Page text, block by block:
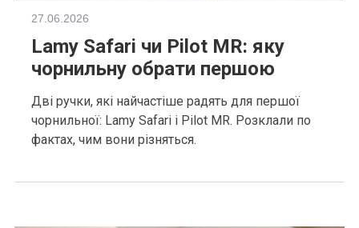
27.06.2026
Lamy Safari чи Pilot MR: яку
чорнильну обрати першою
Дві ручки, які найчастіше радять для першої
чорнильної: Lamy Safari і Pilot MR. Розклали по
фактах, чим вони різняться.